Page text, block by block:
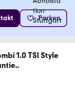
Parken
1.0 TSI Style